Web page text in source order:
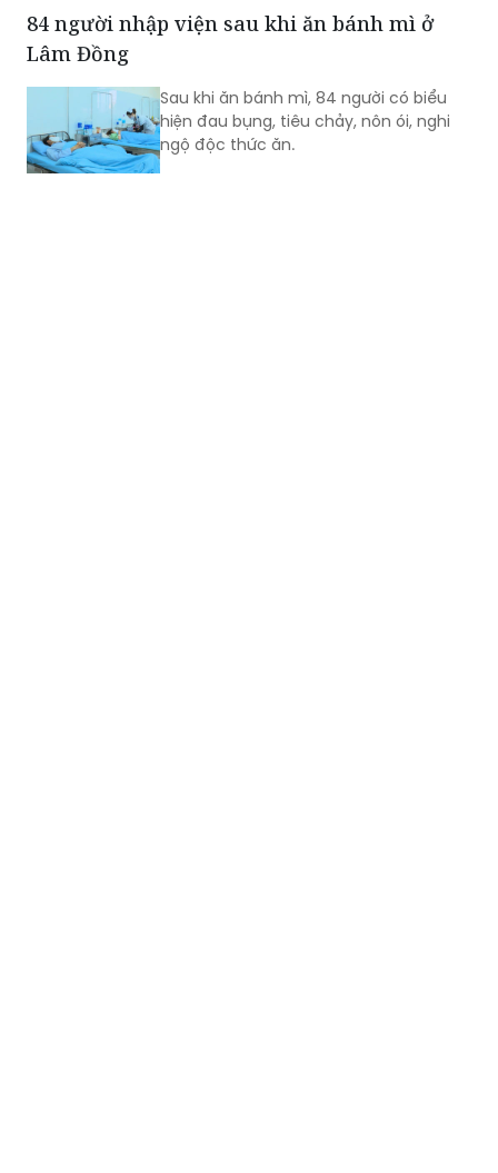
với người bệnh, coi đây là giải pháp
thiết thực để xây dựng môi trường
thân thiện và hiệu quả.
Sau khi ăn bánh mì, 84 người có biểu
ngộ độc thức ăn.